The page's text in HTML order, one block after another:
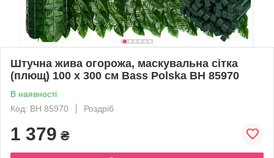
Штучна жива огорожа, маскувальна сітка
(плющ) 100 х 300 см Bass Polska BH 85970
В наявності
Код: BH 85970
Роздріб
1 379 ₴